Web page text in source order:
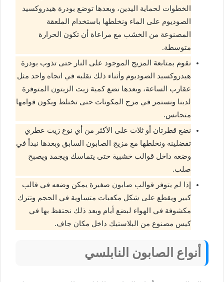
الخطوات لحماية اليدين، وبعدها توضع بودرة هيدروكسيد
الصوديوم على الماء ونخلطها باستخدام الملعقة
المصنوعة من الخشب مع مراعاة أن تكون الحرارة
متوسطة.
نقوم بمتابعة المزيج الموجود على النار حتى تذوب بودرة
هيدروكسيد الصوديوم وأثناء ذلك نقلبه في اتجاه واحد مثل
عقارب الساعة، وبعدها نضع كمية زيت الزيتون المتوفرة
لدينا ونستمر في مزج المكونات حتى تختلط ويكون قوامها
متجانس.
نضع قطرتان أو ثلاث على الأكثر من أي نوع زيت عطري
تفضلينه ونخلطها مع مزيج الصابون السابق وبعدها نبدأ في
وضعه داخل قوالب خشبية حتى يتماسك ويجمد ويصبح
صلب.
إذا لم يتوفر قوالب صابون صغيرة يمكن وضعه في قالب
كبير ويقطع على شكل مكعبات متساوية في الحجم وتترك
مكشوفة في الهواء لبضع أيام وبعد ذلك نحتفظ بها في
كيس مصنوع من البلاستيك داخل مكان جاف.
أنواع الصابون النابلسي